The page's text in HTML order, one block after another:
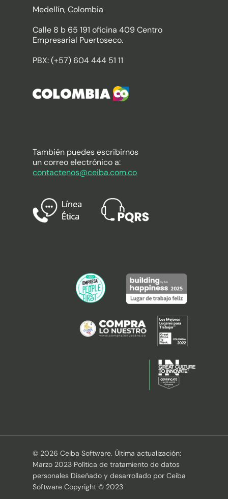
Medellín, Colombia
Calle 8 b 65 191 oficina 409 Centro
Empresarial Puertoseco.
PBX: (+57) 604 444 51 11
También puedes escribirnos
un correo electrónico a:
contactenos@ceiba.com.co
© 2026 Ceiba Software. Última actualización:
Marzo 2023 Política de tratamiento de datos
personales Diseñado y desarrollado por Ceiba
Software Copyright © 2023